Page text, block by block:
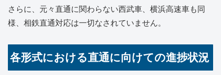
さらに、元々直通に関わらない西武車、横浜高速車も同
様、相鉄直通対応は一切なされていません。
各形式における直通に向けての進捗状況